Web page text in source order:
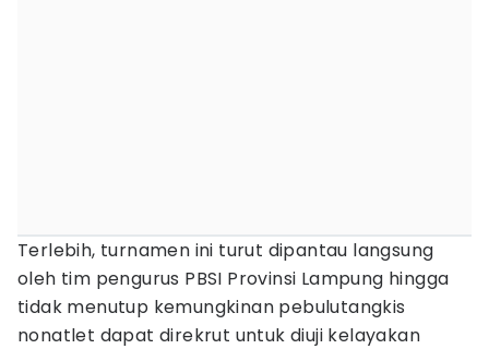
Terlebih, turnamen ini turut dipantau langsung
oleh tim pengurus PBSI Provinsi Lampung hingga
tidak menutup kemungkinan pebulutangkis
nonatlet dapat direkrut untuk diuji kelayakan